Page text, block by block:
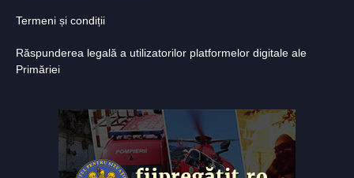
Termeni și condiții
Răspunderea legală a utilizatorilor platformelor digitale ale
Primăriei